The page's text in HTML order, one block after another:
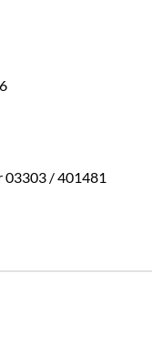
03303 / 401481